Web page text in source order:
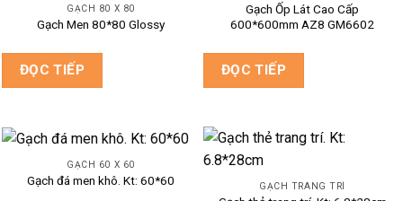
Gạch Ốp Lát Cao Cấp
600*600mm AZ8 GM6602
ĐỌC TIẾP
GẠCH 80 X 80
Gạch Men 80*80 Glossy
ĐỌC TIẾP
GẠCH TRANG TRÍ
GẠCH 60 X 60
Gạch đá men khô. Kt: 60*60